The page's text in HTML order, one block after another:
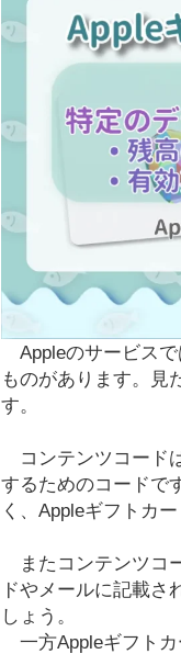
Appleのサービスで
ものがあります。見
す。
コンテンツコード
するためのコードで
く、Appleギフトカ
またコンテンツコ
ドやメールに記載さ
しょう。
一方Appleギフトカ